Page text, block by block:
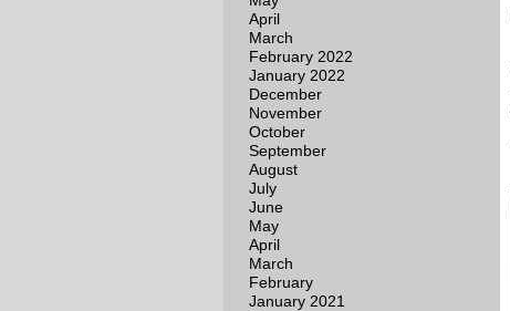
April
March
February 2022
January 2022
December
November
October
September
August
July
June
May
April
March
February
January 2021